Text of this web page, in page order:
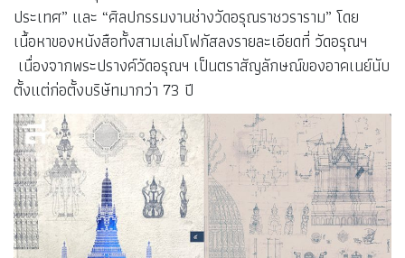
ประเทศ” และ “ศิลปกรรมงานช่างวัดอรุณราชวราราม” โดย
เนื้อหาของหนังสือทั้งสามเล่มโฟกัสลงรายละเอียดที่ วัดอรุณฯ
เนื่องจากพระปรางค์วัดอรุณฯ เป็นตราสัญลักษณ์ของอาคเนย์นับ
ตั้งแต่ก่อตั้งบริษัทมากว่า 73 ปี